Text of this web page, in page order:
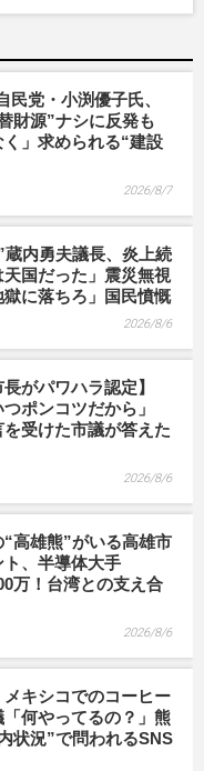
民党・小渕優子氏、
財源”ナシに反発も
く」求められる“建設
2026/8/7
内勇夫議長、炎上続
国だった」震災無視
に落ちろ」国民憤慨
2026/8/6
がパワハラ認定】
ポンコツだから」
を受けた市議が答えた
2026/8/6
“高雄熊”がいる高雄市
、半導体大手
万！台湾との支え合
2026/8/6
キシコでのコーヒー
何やってるの？」熊
状況”で問われるSNS